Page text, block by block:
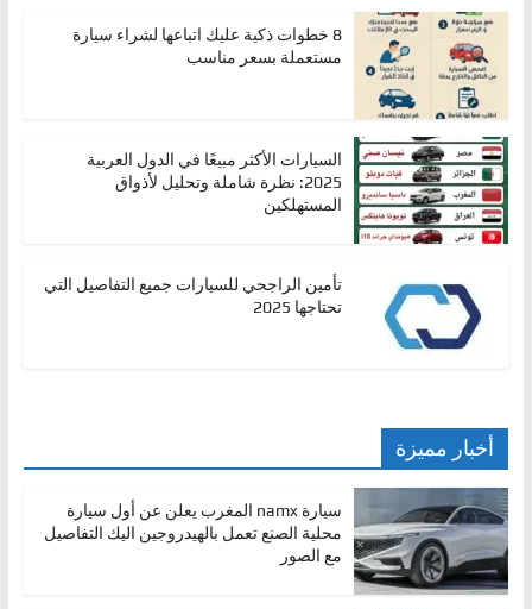
8 خطوات ذكية عليك اتباعها لشراء سيارة
مستعملة بسعر مناسب
السيارات الأكثر مبيعًا في الدول العربية
2025: نظرة شاملة وتحليل لأذواق
المستهلكين
تأمين الراجحي للسيارات جميع التفاصيل التي
تحتاجها 2025
أخبار مميزة
سيارة namx المغرب يعلن عن أول سيارة
محلية الصنع تعمل بالهيدروجين اليك التفاصيل
مع الصور